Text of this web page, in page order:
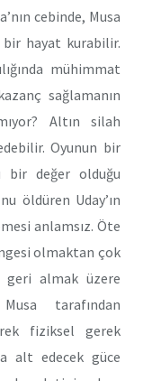
cebinde, Musa
bir hayat kurabilir.
mühimmat
sağlamanın
Altın silah
Oyunun bir
bir değer olduğu
öldüren Uday’ın
anlamsız. Öte
olmaktan çok
almak üzere
tarafından
fiziksel gerek
alt edecek güce